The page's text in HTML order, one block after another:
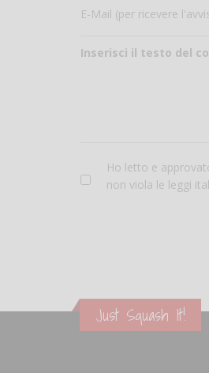
E-Mail (per ricevere
Inserisci il testo del
Ho letto e
non viola le leggi
Just Squash It!